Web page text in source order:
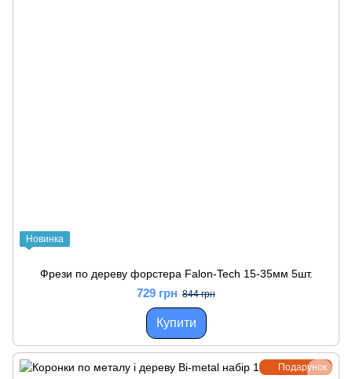
Новинка
Фрези по дереву форстера Falon-Tech 15-35мм 5шт.
729 грн 844 грн
Купити
Подарунок